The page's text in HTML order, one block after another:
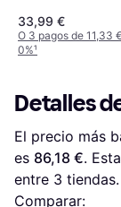
33,99 €
O 3 pagos de 11,33
0%¹
Detalles
El precio más
es 86,18 €.
entre 3 tiendas.
Comparar: